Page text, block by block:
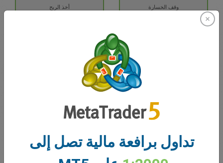
وقف الخسارة أخذ الربح
افتح حساب تداول
مكافآتيتداول برافعة مالية تصل إلى